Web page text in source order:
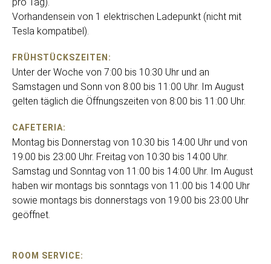
Vorhandensein von 1 elektrischen Ladepunkt (nicht mit
Tesla kompatibel).
FRÜHSTÜCKSZEITEN:
Unter der Woche von 7:00 bis 10:30 Uhr und an
Samstagen und Sonn von 8:00 bis 11:00 Uhr. Im August
gelten täglich die Öffnungszeiten von 8:00 bis 11:00 Uhr.
CAFETERIA:
Montag bis Donnerstag von 10:30 bis 14:00 Uhr und von
19:00 bis 23:00 Uhr. Freitag von 10:30 bis 14:00 Uhr.
Samstag und Sonntag von 11:00 bis 14:00 Uhr. Im August
haben wir montags bis sonntags von 11:00 bis 14:00 Uhr
sowie montags bis donnerstags von 19:00 bis 23:00 Uhr
geöffnet.
ROOM SERVICE: